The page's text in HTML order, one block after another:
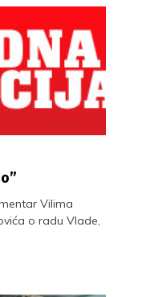
Vilima
o radu Vlade,